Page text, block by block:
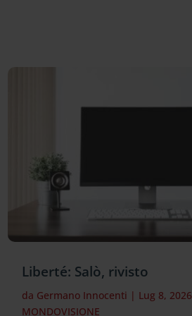
Liberté: Salò, rivisto
da Germano Innocenti | Lug 8, 2026
MONDOVISIONE